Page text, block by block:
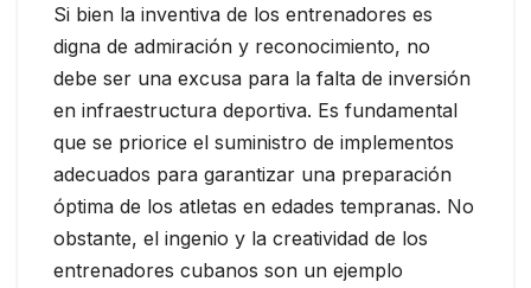
Si bien la inventiva de los entrenadores es
digna de admiración y reconocimiento, no
debe ser una excusa para la falta de inversión
en infraestructura deportiva. Es fundamental
que se priorice el suministro de implementos
adecuados para garantizar una preparación
óptima de los atletas en edades tempranas. No
obstante, el ingenio y la creatividad de los
entrenadores cubanos son un ejemplo